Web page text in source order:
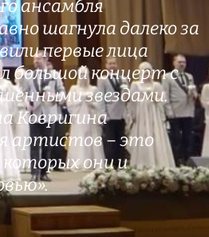
ансамбля
шагнула далеко за
первые лица
большой концерт с
звездами.
Ковригина
артистов – это
они и